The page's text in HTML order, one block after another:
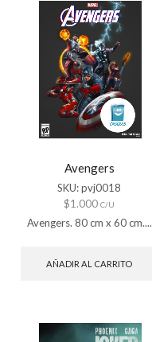
Avengers
SKU:pvj0018
$1.000 C/U
Avengers. 80 cm x 60 cm....
AÑADIR AL CARRITO